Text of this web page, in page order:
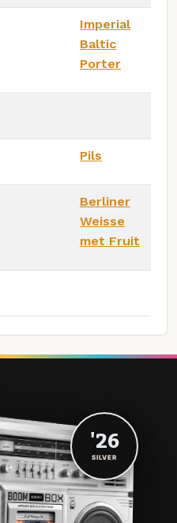
Imperial
Baltic
Porter
Pils
Berliner
Weisse
met Fruit
'26
SILVER